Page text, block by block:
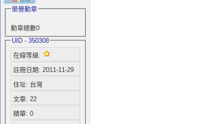
榮譽勳章
勳章總數0
UID - 350308
在線等級:
註冊日期: 2011-11-29
住址: 台灣
文章: 22
精華: 0